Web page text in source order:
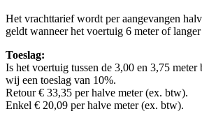
Het vrachttarief wordt per aangevangen
geldt wanneer het voertuig 6 meter of langer
Toeslag:
Is het voertuig tussen de 3,00 en 3,75 meter
wij een toeslag van 10%.
Retour € 33,35 per halve meter (ex. btw).
Enkel € 20,09 per halve meter (ex. btw).